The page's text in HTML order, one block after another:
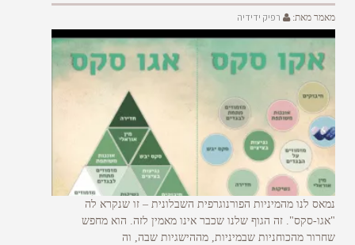
מאמר מאת: רפיק ידידיה
נמאס לנו מהמיניות הפורנוגרפית השבלונית – זו שנקרא לה
"אגו-סקס". זה הגוף שלנו שכבר אינו מאמין לזה. הוא מחפש
שחרור מהכוחניות שבמיניות, מההישגיות שבה, וה